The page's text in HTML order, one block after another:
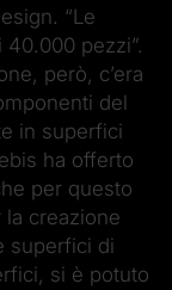
“Le
pezzi”.
però, c’era
del
in superfici
ha offerto
per questo
la creazione
superfici di
si è potuto